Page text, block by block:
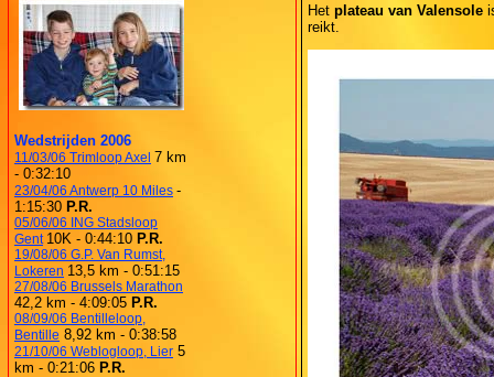
Wedstrijden 2006
11/03/06 Trimloop Axel 7 km
- 0:32:10
23/04/06 Antwerp 10 Miles -
1:15:30 P.R.
05/06/06 ING Stadsloop
Gent 10K - 0:44:10 P.R.
19/08/06 G.P. Van Rumst,
Lokeren 13,5 km - 0:51:15
27/08/06 Brussels Marathon
42,2 km - 4:09:05 P.R.
08/09/06 Bentilleloop,
Bentille 8,92 km - 0:38:58
21/10/06 Weblogloop, Lier 5
km - 0:21:06 P.R.
Het plateau van Valensole
reikt.